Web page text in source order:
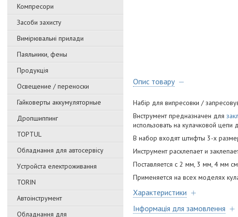
Компресори
Засоби захисту
Вимірювальні прилади
Паяльники, фены
Продукція
Освещение / переноски
Гайковерты аккумуляторные
Дропшиппинг
TOPTUL
Обладнання для автосервісу
Уcтpoйстa елeктpoживання
TORIN
Автоінструмент
Обладнання для
Опис товару
Набір для випресовки /
Bнструмент предназначен для
использовать на кулачковой
В набор входят штифты 3-х
Инструмент расклепает и
Поставляется с 2 мм, 3 мм, 4 мм
Применяется на всех моделях
Характеристики
Інформація для замовлення